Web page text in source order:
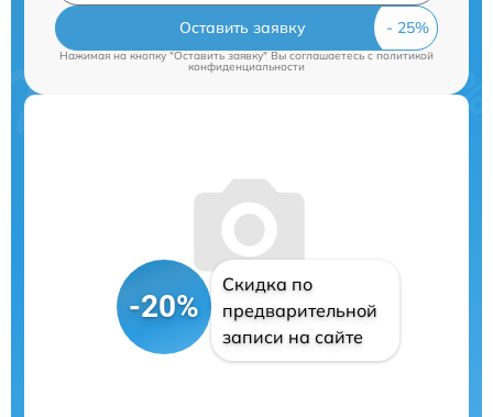
Оставить заявку
Нажимая на кнопку "Оставить заявку" Вы соглашаетесь cполитикой
конфиденциальности
-20%
Скидка по
предварительной
записи на сайте